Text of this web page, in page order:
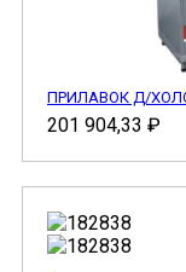
ПРИЛАВОК Д/
201 904,33 ₽